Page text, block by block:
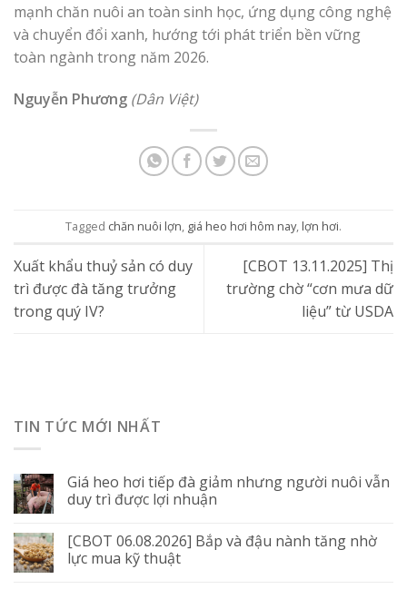
mạnh chăn nuôi an toàn sinh học, ứng dụng công nghệ
và chuyển đổi xanh, hướng tới phát triển bền vững
toàn ngành trong năm 2026.
Nguyễn Phương (Dân Việt)
Tagged chăn nuôi lợn, giá heo hơi hôm nay, lợn hơi.
Xuất khẩu thuỷ sản có duy
trì được đà tăng trưởng
trong quý IV?
[CBOT 13.11.2025] Thị
trường chờ “cơn mưa dữ
liệu” từ USDA
TIN TỨC MỚI NHẤT
Giá heo hơi tiếp đà giảm nhưng người nuôi vẫn
duy trì được lợi nhuận
[CBOT 06.08.2026] Bắp và đậu nành tăng nhờ
lực mua kỹ thuật